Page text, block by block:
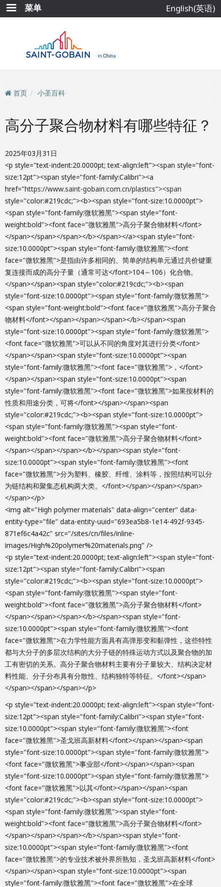
跳
转
菜单 English(英语)
首页 小圣百科
高分子聚合物材料有哪些特征？
2025年03月31日
<p style="text-indent:20.0000pt; text-align:left"><span style="font-
size:12pt"><span style="font-family:Calibri"><a
href="https://www.saint-gobain.com.cn/plastics"><span
style="color:#219cdc;"><b><span style="font-size:10.0000pt">
<span style="font-family:微软雅黑"><span style="font-
weight:bold"><font face="微软雅黑">高分子聚合物材料</font>
</span></span></span></b></span></a><span style="font-
size:10.0000pt"><span style="font-family:微软雅黑"><font
face="微软雅黑">是指由许多相同的、简单的结构单元通过共价键重
复连接而成的高分子量（通常可达</font>104～106）化合物。
</span></span><span style="color:#219cdc;"><b><span
style="font-size:10.0000pt"><span style="font-family:微软雅黑">
<span style="font-weight:bold"><font face="微软雅黑">高分子聚合
物材料</font></span></span></span></b></span><span
style="font-size:10.0000pt"><span style="font-family:微软雅黑">
<font face="微软雅黑">可以从不同的角度对其进行分类</font>
</span></span><span style="font-size:10.0000pt"><span
style="font-family:微软雅黑"><font face="微软雅黑">，</font>
</span></span><span style="font-size:10.0000pt"><span
style="font-family:微软雅黑"><font face="微软雅黑">如果按材料的
性质和用途分类，可将</font></span></span><span
style="color:#219cdc;"><b><span style="font-size:10.0000pt">
<span style="font-family:微软雅黑"><span style="font-
weight:bold"><font face="微软雅黑">高分子聚合物材料</font>
</span></span></span></b></span><span style="font-
size:10.0000pt"><span style="font-family:微软雅黑"><font
face="微软雅黑">分为塑料、橡胶、纤维、涂料等，按照结构可以分
为链结构和聚集态机构两大类。</font></span></span></span>
</span></p>
<img alt="High polymer materials" data-align="center" data-
entity-type="file" data-entity-uuid="693ea5b8-1e14-492f-9345-
871ef6c4a42c" src="/sites/cn/files/inline-
images/High%20polymer%20materials.png" />
<p style="text-indent:20.0000pt; text-align:left"><span style="font-
size:12pt"><span style="font-family:Calibri"><span
style="color:#219cdc;"><b><span style="font-size:10.0000pt">
<span style="font-family:微软雅黑"><span style="font-
weight:bold"><font face="微软雅黑">高分子聚合物材料</font>
</span></span></span></b></span><span style="font-
size:10.0000pt"><span style="font-family:微软雅黑"><font
face="微软雅黑">在力学性能方面具有高弹形变和黏弹性，这些特性
都与大分子的多层次结构的大分子链的特殊运动方式以及聚合物的加
工有密切的关系。高分子聚合物材料主要有分子量较大、结构决定材
料性能、分子分布具有分散性、结构独特等特征。</font></span>
</span></span></span></p>
<p style="text-indent:20.0000pt; text-align:left"><span style="font-
size:12pt"><span style="font-family:Calibri"><span style="font-
size:10.0000pt"><span style="font-family:微软雅黑"><font
face="微软雅黑">圣戈班高新材料</font></span></span><span
style="font-size:10.0000pt"><span style="font-family:微软雅黑">
<font face="微软雅黑">事业部</font></span></span><span
style="font-size:10.0000pt"><span style="font-family:微软雅黑">
<font face="微软雅黑">以其</font></span></span><span
style="color:#219cdc;"><b><span style="font-size:10.0000pt">
<span style="font-family:微软雅黑"><span style="font-
weight:bold"><font face="微软雅黑">高分子聚合物材料</font>
</span></span></span></b></span><span style="font-
size:10.0000pt"><span style="font-family:微软雅黑"><font
face="微软雅黑">的专业技术被外界所熟知，圣戈班高新材料</font>
</span></span><span style="font-size:10.0000pt"><span
style="font-family:微软雅黑"><font face="微软雅黑">在全球